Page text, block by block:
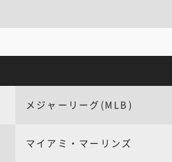
メジャーリーグ(MLB)
マイアミ・マーリンズ